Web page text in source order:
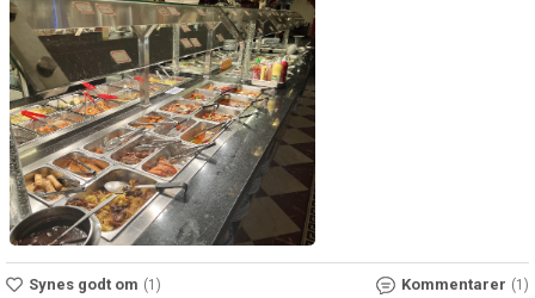
Synes godt om (1) Kommentarer (1)